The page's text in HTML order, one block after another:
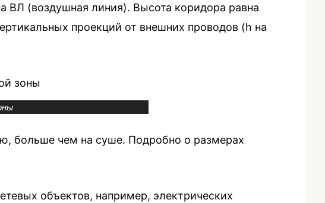
ВЛ (воздушная линия). Высота коридора равна
проекций от внешних проводов (h на
больше чем на суше. Подробно о размерах
объектов, например, электрических